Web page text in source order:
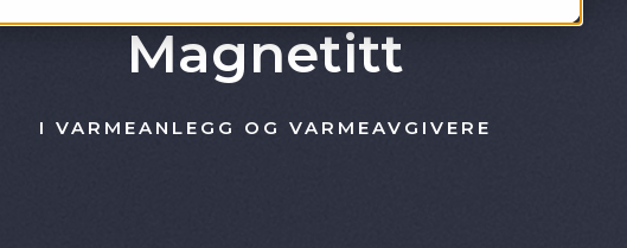
Magnetitt
I VARMEANLEGG OG VARMEAVGIVERE